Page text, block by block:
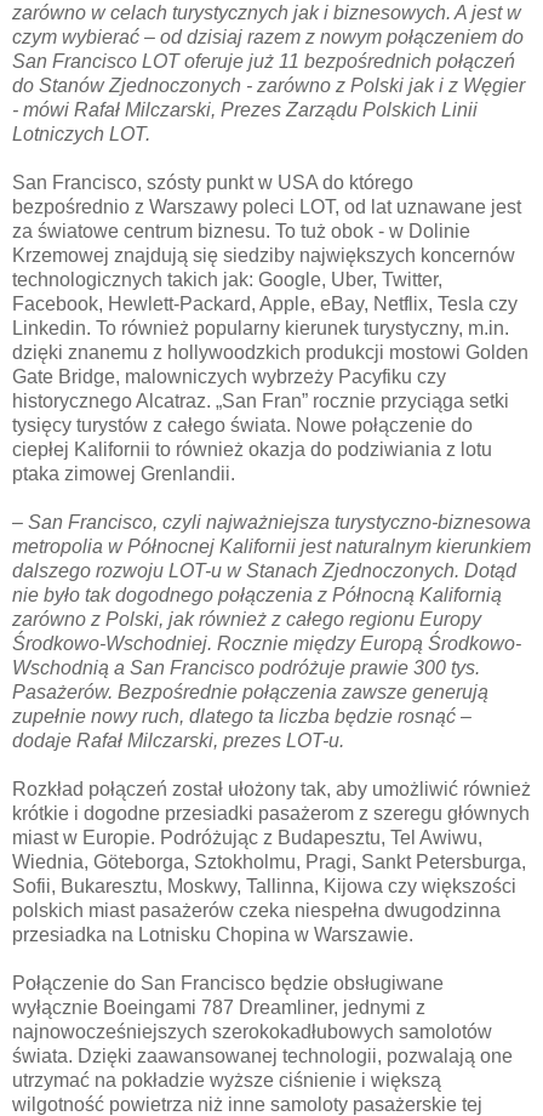
zarówno w celach turystycznych jak i biznesowych. A jest w
czym wybierać – od dzisiaj razem z nowym połączeniem do
San Francisco LOT oferuje już 11 bezpośrednich połączeń
do Stanów Zjednoczonych - zarówno z Polski jak i z Węgier
- mówi Rafał Milczarski, Prezes Zarządu Polskich Linii
Lotniczych LOT.
San Francisco, szósty punkt w USA do którego
bezpośrednio z Warszawy poleci LOT, od lat uznawane jest
za światowe centrum biznesu. To tuż obok - w Dolinie
Krzemowej znajdują się siedziby największych koncernów
technologicznych takich jak: Google, Uber, Twitter,
Facebook, Hewlett-Packard, Apple, eBay, Netflix, Tesla czy
Linkedin. To również popularny kierunek turystyczny, m.in.
dzięki znanemu z hollywoodzkich produkcji mostowi Golden
Gate Bridge, malowniczych wybrzeży Pacyfiku czy
historycznego Alcatraz. „San Fran” rocznie przyciąga setki
tysięcy turystów z całego świata. Nowe połączenie do
ciepłej Kalifornii to również okazja do podziwiania z lotu
ptaka zimowej Grenlandii.
– San Francisco, czyli najważniejsza turystyczno-biznesowa
metropolia w Północnej Kalifornii jest naturalnym kierunkiem
dalszego rozwoju LOT-u w Stanach Zjednoczonych. Dotąd
nie było tak dogodnego połączenia z Północną Kalifornią
zarówno z Polski, jak również z całego regionu Europy
Środkowo-Wschodniej. Rocznie między Europą Środkowo-
Wschodnią a San Francisco podróżuje prawie 300 tys.
Pasażerów. Bezpośrednie połączenia zawsze generują
zupełnie nowy ruch, dlatego ta liczba będzie rosnąć –
dodaje Rafał Milczarski, prezes LOT-u.
Rozkład połączeń został ułożony tak, aby umożliwić również
krótkie i dogodne przesiadki pasażerom z szeregu głównych
miast w Europie. Podróżując z Budapesztu, Tel Awiwu,
Wiednia, Göteborga, Sztokholmu, Pragi, Sankt Petersburga,
Sofii, Bukaresztu, Moskwy, Tallinna, Kijowa czy większości
polskich miast pasażerów czeka niespełna dwugodzinna
przesiadka na Lotnisku Chopina w Warszawie.
Połączenie do San Francisco będzie obsługiwane
wyłącznie Boeingami 787 Dreamliner, jednymi z
najnowocześniejszych szerokokadłubowych samolotów
świata. Dzięki zaawansowanej technologii, pozwalają one
utrzymać na pokładzie wyższe ciśnienie i większą
wilgotność powietrza niż inne samoloty pasażerskie tej